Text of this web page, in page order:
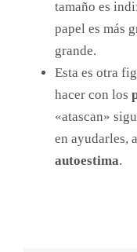
tamaño es
papel es más
grande.
Esta es otra
hacer con los
«atascan»
en ayudarles,
autoestima.